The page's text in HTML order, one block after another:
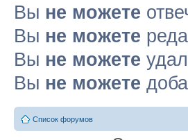
Вы не можете
Вы не можете
Вы не можете
Вы не можете
Список форумов